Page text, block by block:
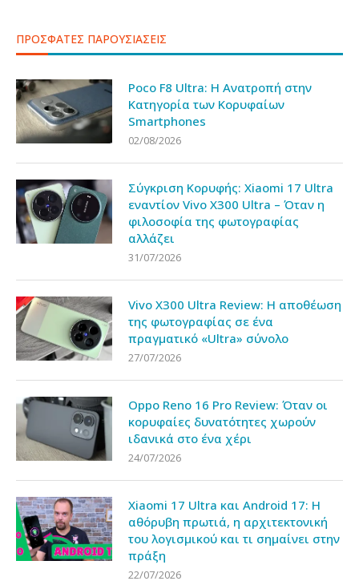
ΠΡΟΣΦΑΤΕΣ ΠΑΡΟΥΣΙΑΣΕΙΣ
Poco F8 Ultra: Η Ανατροπή στην
Κατηγορία των Κορυφαίων
Smartphones
02/08/2026
Σύγκριση Κορυφής: Xiaomi 17 Ultra
εναντίον Vivo X300 Ultra – Όταν η
φιλοσοφία της φωτογραφίας
αλλάζει
31/07/2026
Vivo X300 Ultra Review: Η αποθέωση
της φωτογραφίας σε ένα
πραγματικό «Ultra» σύνολο
27/07/2026
Oppo Reno 16 Pro Review: Όταν οι
κορυφαίες δυνατότητες χωρούν
ιδανικά στο ένα χέρι
24/07/2026
Xiaomi 17 Ultra και Android 17: Η
αθόρυβη πρωτιά, η αρχιτεκτονική
του λογισμικού και τι σημαίνει στην
πράξη
22/07/2026